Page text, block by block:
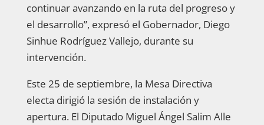
continuar avanzando en la ruta del progreso y
el desarrollo”, expresó el Gobernador, Diego
Sinhue Rodríguez Vallejo, durante su
intervención.
Este 25 de septiembre, la Mesa Directiva
electa dirigió la sesión de instalación y
apertura. El Diputado Miguel Ángel Salim Alle